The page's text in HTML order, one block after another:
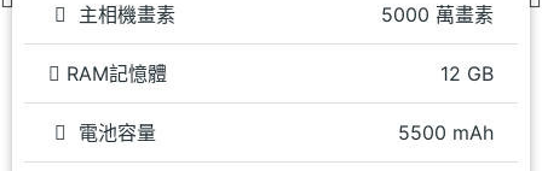
主相機畫素 5000 萬畫素
RAM記憶體 12 GB
電池容量 5500 mAh